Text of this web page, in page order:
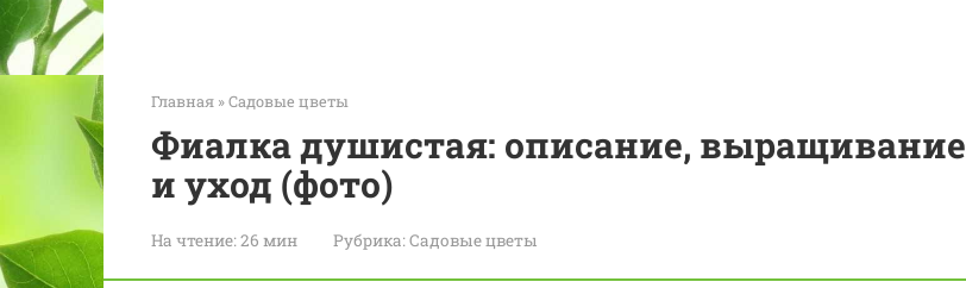
Главная »Садовые цветы
Фиалка душистая: описание, выращивание
и уход (фото)
На чтение:26 мин Рубрика:Садовые цветы